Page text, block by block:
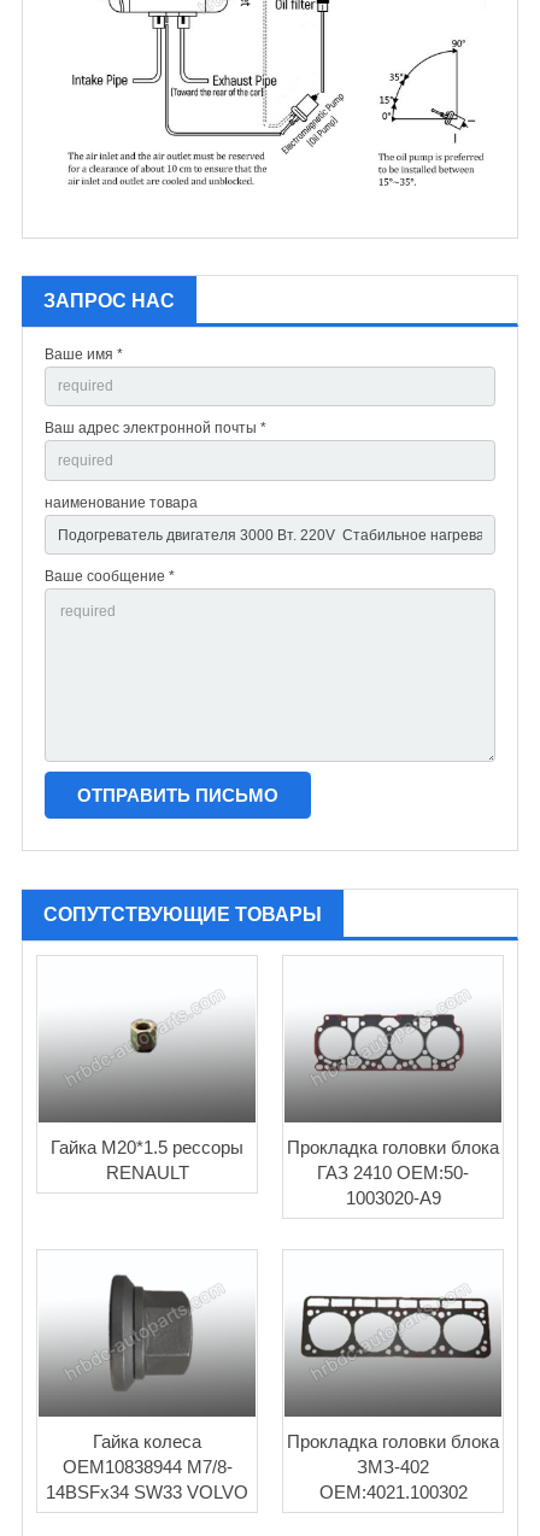
ЗАПРОС НАС
Ваше имя *
Ваш адрес электронной почты *
наименование товара
Ваше сообщение *
СОПУТСТВУЮЩИЕ ТОВАРЫ
Гайка М20*1.5 рессоры
RENAULT
Прокладка головки блока
ГАЗ 2410 OEM:50-
1003020-А9
Гайка колеса
OEM10838944 M7/8-
14BSFх34 SW33 VOLVO
Прокладка головки блока
ЗМЗ-402
OEM:4021.100302